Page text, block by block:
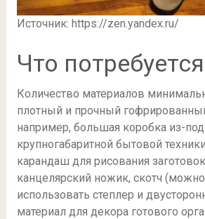
Источник: https://zen.yandex.ru/
Что потребуется
Количество материалов
плотный и прочный
например, большая коробка из-под
крупногабаритной бытовой
карандаш для рисования
канцелярский ножик, скотч
использовать степлер и
материал для декора готового